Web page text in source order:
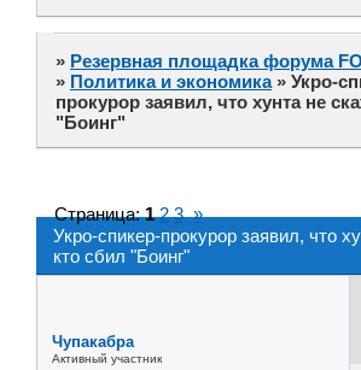
» Резервная площадка форума
» Политика и экономика » Укро-
прокурор заявил, что хунта не
"Боинг"
Укро-спикер-прокурор заявил, что
кто сбил "Боинг"
Страница:1 2 3 »
Чупакабра
Активный участник